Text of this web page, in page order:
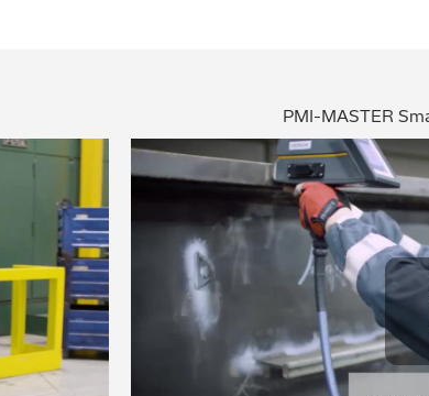
PMI-MASTER